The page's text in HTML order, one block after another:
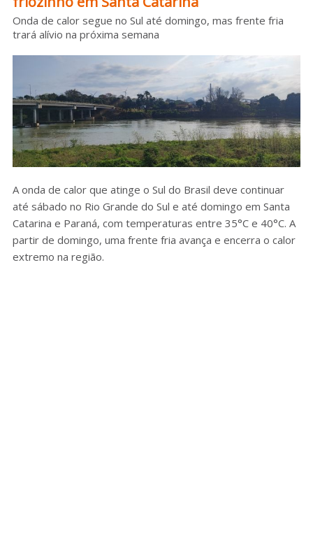
Sobre o HC
Onda de calor segue no Sul até domingo, mas frente fria
trará alívio na próxima semana
A onda de calor que atinge o Sul do Brasil deve continuar
até sábado no Rio Grande do Sul e até domingo em Santa
Catarina e Paraná, com temperaturas entre 35°C e 40°C. A
partir de domingo, uma frente fria avança e encerra o calor
extremo na região.